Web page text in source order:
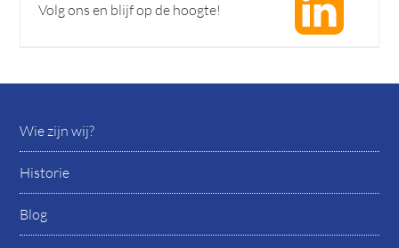
Volg ons en blijf op de hoogte!
Wie zijn wij?
Historie
Blog